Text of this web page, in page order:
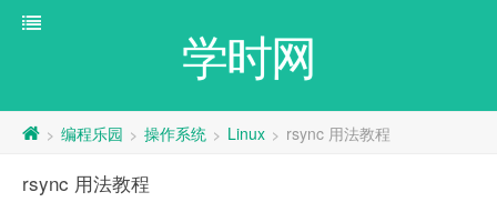
学时网
> 编程乐园 > 操作系统 > Linux > rsync 用法教程
rsync 用法教程